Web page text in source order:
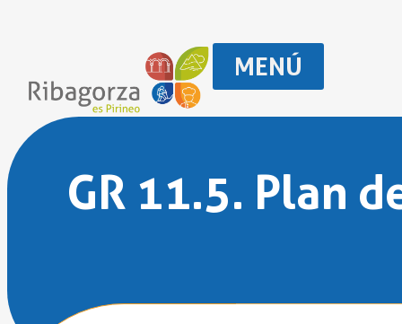
MENÚ
GR 11.5. Plan